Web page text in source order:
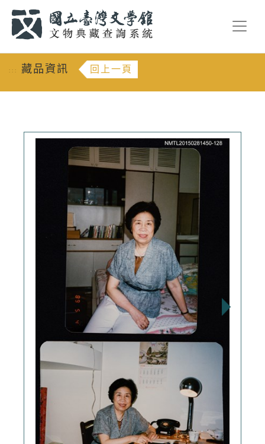
::: 藏品資訊 回上一頁